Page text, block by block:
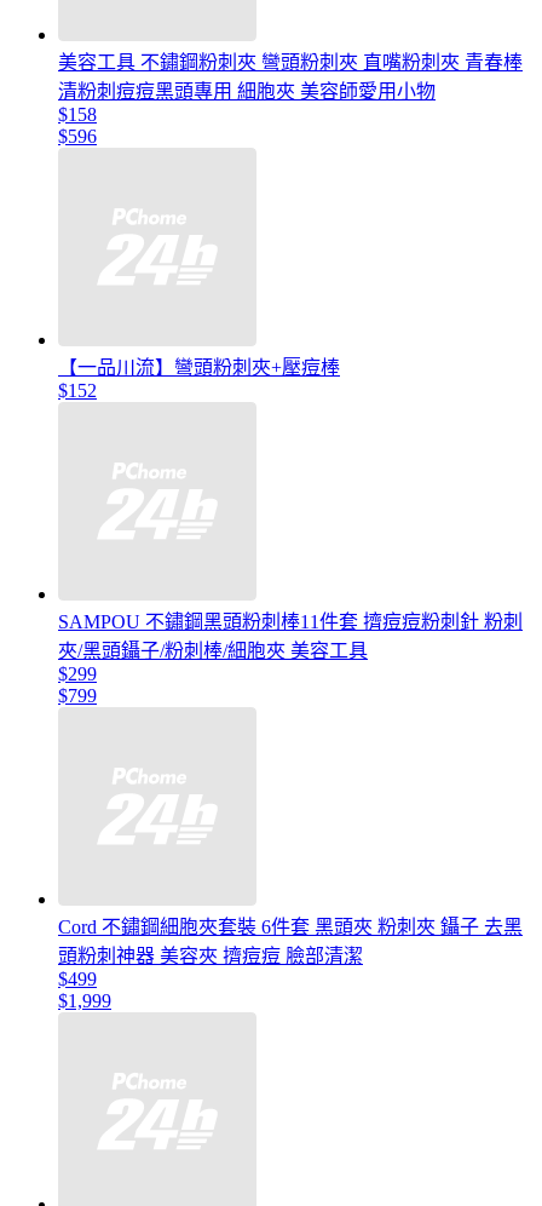
美容工具 不鏽鋼粉刺夾 彎頭粉刺夾 直嘴粉刺夾 青春棒
清粉刺痘痘黑頭專用 細胞夾 美容師愛用小物
$158
$596
【一品川流】彎頭粉刺夾+壓痘棒
$152
SAMPOU 不鏽鋼黑頭粉刺棒11件套 擠痘痘粉刺針 粉刺
夾/黑頭鑷子/粉刺棒/細胞夾 美容工具
$299
$799
Cord 不鏽鋼細胞夾套裝 6件套 黑頭夾 粉刺夾 鑷子 去黑
頭粉刺神器 美容夾 擠痘痘 臉部清潔
$499
$1,999